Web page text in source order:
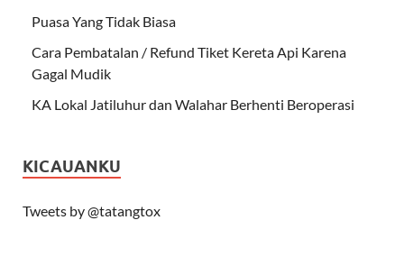
Puasa Yang Tidak Biasa
Cara Pembatalan / Refund Tiket Kereta Api Karena
Gagal Mudik
KA Lokal Jatiluhur dan Walahar Berhenti Beroperasi
KICAUANKU
Tweets by @tatangtox